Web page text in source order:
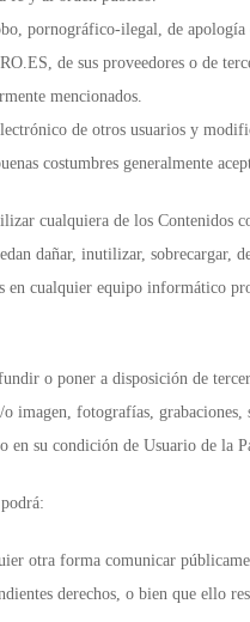
pornográfico-ilegal, de
de sus proveedores o de
mencionados.
de otros usuarios y
costumbres generalmente
cualquiera de los
dañar, inutilizar,
en cualquier equipo
o poner a disposición de
imagen, fotografías,
su condición de Usuario de la
otra forma comunicar
derechos, o bien que ello